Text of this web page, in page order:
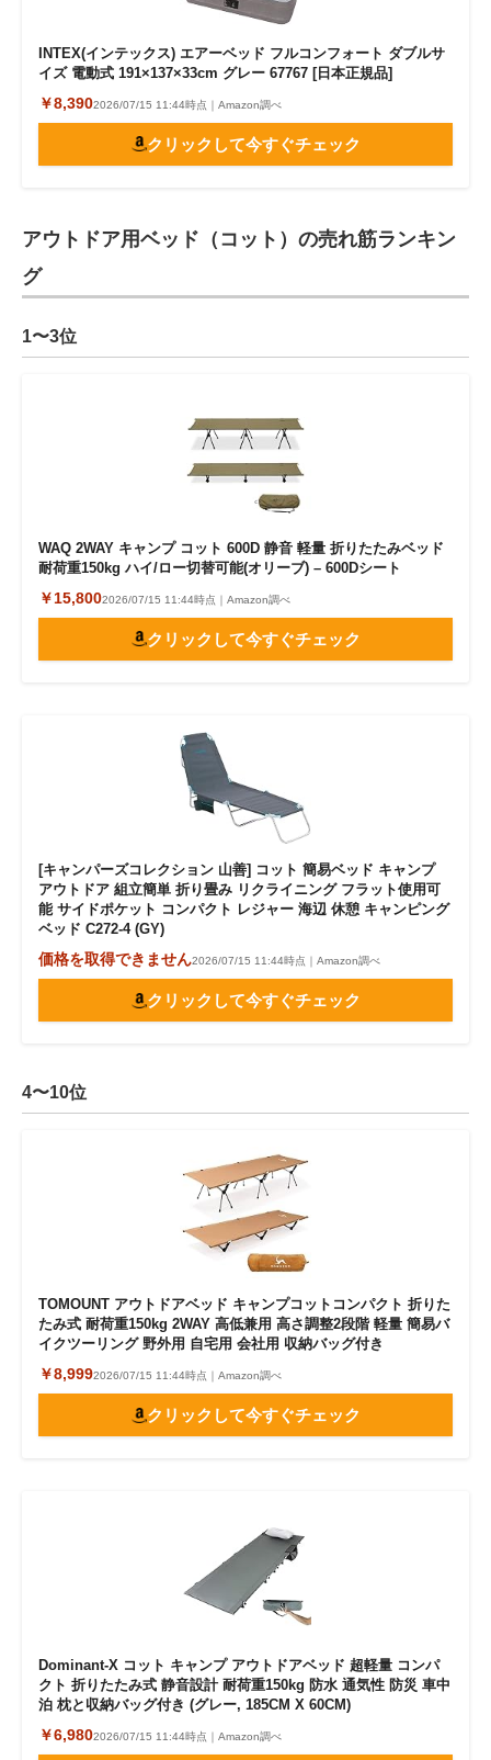
INTEX(インテックス) エアーベッド フルコンフォート ダブルサ
イズ 電動式 191×137×33cm グレー 67767 [日本正規品]
￥8,3902026/07/15 11:44時点｜Amazon調べ
クリックして今すぐチェック
アウトドア用ベッド（コット）の売れ筋ランキン
グ
1〜3位
WAQ 2WAY キャンプ コット 600D 静音 軽量 折りたたみベッド
耐荷重150kg ハイ/ロー切替可能(オリーブ) – 600Dシート
￥15,8002026/07/15 11:44時点｜Amazon調べ
クリックして今すぐチェック
[キャンパーズコレクション 山善] コット 簡易ベッド キャンプ
アウトドア 組立簡単 折り畳み リクライニング フラット使用可
能 サイドポケット コンパクト レジャー 海辺 休憩 キャンピング
ベッド C272-4 (GY)
価格を取得できません2026/07/15 11:44時点｜Amazon調べ
クリックして今すぐチェック
4〜10位
TOMOUNT アウトドアベッド キャンプコットコンパクト 折りた
たみ式 耐荷重150kg 2WAY 高低兼用 高さ調整2段階 軽量 簡易バ
イクツーリング 野外用 自宅用 会社用 収納バッグ付き
￥8,9992026/07/15 11:44時点｜Amazon調べ
クリックして今すぐチェック
Dominant-X コット キャンプ アウトドアベッド 超軽量 コンパ
クト 折りたたみ式 静音設計 耐荷重150kg 防水 通気性 防災 車中
泊 枕と収納バッグ付き (グレー, 185CM X 60CM)
￥6,9802026/07/15 11:44時点｜Amazon調べ